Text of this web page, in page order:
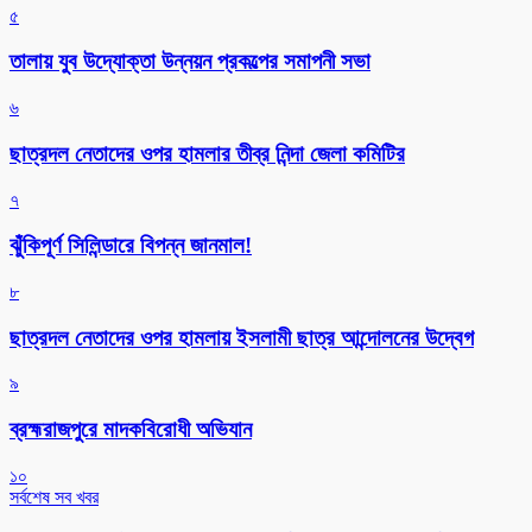
৫
তালায় যুব উদ্যোক্তা উন্নয়ন প্রকল্পের সমাপনী সভা
৬
ছাত্রদল নেতাদের ওপর হামলার তীব্র নিন্দা জেলা কমিটির
৭
ঝুঁকিপূর্ণ সিলিন্ডারে বিপন্ন জানমাল!
৮
ছাত্রদল নেতাদের ওপর হামলায় ইসলামী ছাত্র আন্দোলনের উদ্বেগ
৯
ব্রহ্মরাজপুরে মাদকবিরোধী অভিযান
১০
সর্বশেষ সব খবর